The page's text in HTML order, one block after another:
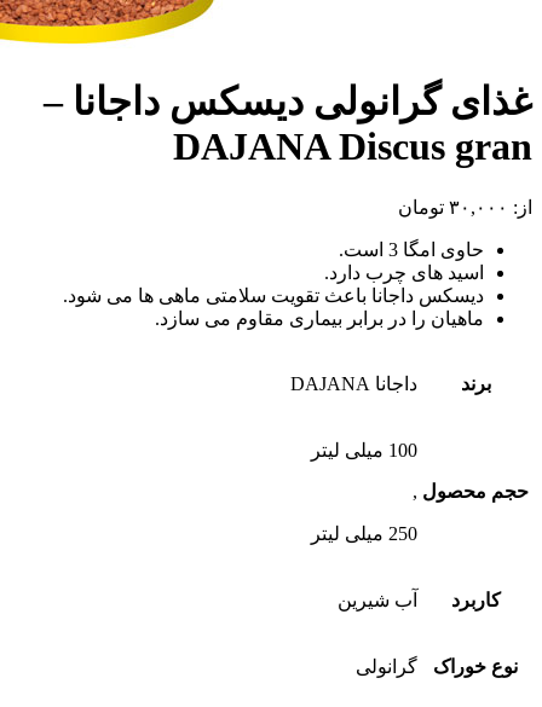
غذای گرانولی دیسکس داجانا –
DAJANA Discus gran
از: ۳۰,۰۰۰ تومان
حاوی امگا 3 است.
اسید های چرب دارد.
دیسکس داجانا باعث تقویت سلامتی ماهی ها می شود.
ماهیان را در برابر بیماری مقاوم می سازد.
برند داجانا DAJANA
حجم محصول
100 میلی لیتر
,
250 میلی لیتر
کاربرد آب شیرین
نوع خوراک گرانولی